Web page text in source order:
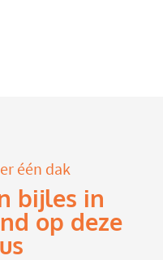
één dak
bijles in
op deze